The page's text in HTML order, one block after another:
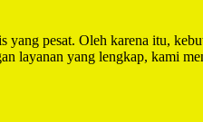
yang pesat. Oleh karena itu,
layanan yang lengkap, kami